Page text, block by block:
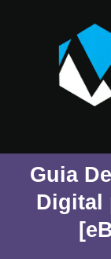
Guia
Digital